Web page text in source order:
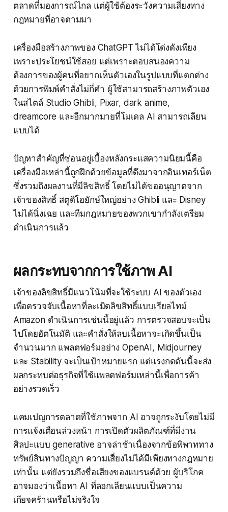
ตลาดที่มองการณ์ไกล แต่ผู้ใช้ต้องระวังความเสี่ยงทาง
กฎหมายที่อาจตามมา
เครื่องมือสร้างภาพของ ChatGPT ไม่ได้โด่งดังเพียง
เพราะประโยชน์ใช้สอย แต่เพราะตอบสนองความ
ต้องการของผู้คนที่อยากเห็นตัวเองในรูปแบบที่แตกต่าง
ด้วยการพิมพ์คำสั่งไม่กี่คำ ผู้ใช้สามารถสร้างภาพตัวเอง
ในสไตล์ Studio Ghibli, Pixar, dark anime,
dreamcore และอีกมากมายที่โมเดล AI สามารถเลียน
แบบได้
ปัญหาสำคัญที่ซ่อนอยู่เบื้องหลังกระแสความนิยมนี้คือ
เครื่องมือเหล่านี้ถูกฝึกด้วยข้อมูลที่ดึงมาจากอินเทอร์เน็ต
ซึ่งรวมถึงผลงานที่มีลิขสิทธิ์ โดยไม่ได้ขออนุญาตจาก
เจ้าของสิทธิ์ สตูดิโอยักษ์ใหญ่อย่าง Ghibli และ Disney
ไม่ได้นิ่งเฉย และทีมกฎหมายของพวกเขากำลังเตรียม
ดำเนินการแล้ว
ผลกระทบจากการใช้ภาพ AI
เจ้าของลิขสิทธิ์มีแนวโน้มที่จะใช้ระบบ AI ของตัวเอง
เพื่อตรวจจับเนื้อหาที่ละเมิดลิขสิทธิ์แบบเรียลไทม์
Amazon ดำเนินการเช่นนี้อยู่แล้ว การตรวจสอบจะเป็น
ไปโดยอัตโนมัติ และคำสั่งให้ลบเนื้อหาจะเกิดขึ้นเป็น
จำนวนมาก แพลตฟอร์มอย่าง OpenAI, Midjourney
และ Stability จะเป็นเป้าหมายแรก แต่แรงกดดันนี้จะส่ง
ผลกระทบต่อธุรกิจที่ใช้แพลตฟอร์มเหล่านี้เพื่อการค้า
อย่างรวดเร็ว
แคมเปญการตลาดที่ใช้ภาพจาก AI อาจถูกระงับโดยไม่มี
การแจ้งเตือนล่วงหน้า การเปิดตัวผลิตภัณฑ์ที่มีงาน
ศิลปะแบบ generative อาจล่าช้าเนื่องจากข้อพิพาททาง
ทรัพย์สินทางปัญญา ความเสี่ยงไม่ได้มีเพียงทางกฎหมาย
เท่านั้น แต่ยังรวมถึงชื่อเสียงของแบรนด์ด้วย ผู้บริโภค
อาจมองว่าเนื้อหา AI ที่ลอกเลียนแบบเป็นความ
เกียจคร้านหรือไม่จริงใจ